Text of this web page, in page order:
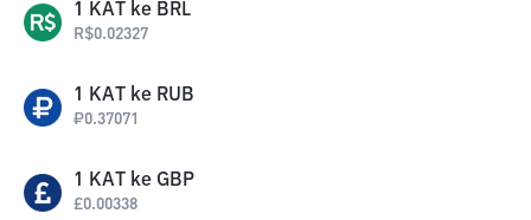
1 KAT ke BRL
R$0.02327
1 KAT ke RUB
₽0.37071
1 KAT ke GBP
£0.00338